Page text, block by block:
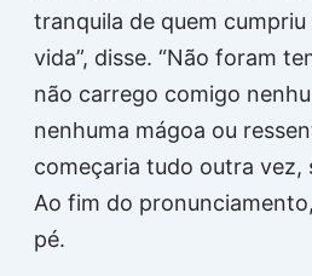
tranquila de quem cumpriu
vida”, disse. “Não foram
não carrego comigo
nenhuma mágoa ou
começaria tudo outra vez,
Ao fim do
pé.